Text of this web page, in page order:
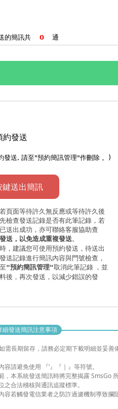
的簡訊共 通
約發送
發送, 請至"預約簡訊管理"作刪除 。)
鍵送出簡訊
頁面等待許久無反應或等待許久後
檢查發送記錄是否有此筆記錄，若
送出成功，亦可聯絡客服協助查
送，以免造成重複發送。
，建議您可使用預約發送 ，待送出
送記錄進行簡訊內容與門號檢查，
"預約簡訊管理"取消此筆記錄 ，並
後，再次發送，以減少錯誤的發
細發送簡訊注意事項
需長期留存，請務必定期下載明細並妥善
請避免使用 『‘』『｜』等符號。
，本系統發送簡訊時將完整揭露 SmsGo
合法稽核與通訊追蹤標準。
容若觸發電信業者之防詐過濾機制導致攔